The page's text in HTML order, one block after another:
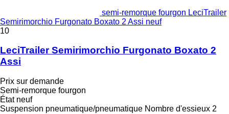
semi-remorque fourgon LeciTrailer
Semirimorchio Furgonato Boxato 2 Assi neuf
10
LeciTrailer Semirimorchio Furgonato Boxato 2
Assi
Prix sur demande
Semi-remorque fourgon
Étatneuf
Suspension pneumatique/pneumatique Nombre d'essieux 2